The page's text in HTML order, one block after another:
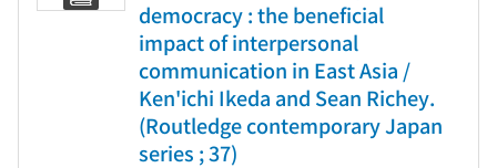
democracy : the beneficial
impact of interpersonal
communication in East Asia /
Ken'ichi Ikeda and Sean Richey.
(Routledge contemporary Japan
series ; 37)